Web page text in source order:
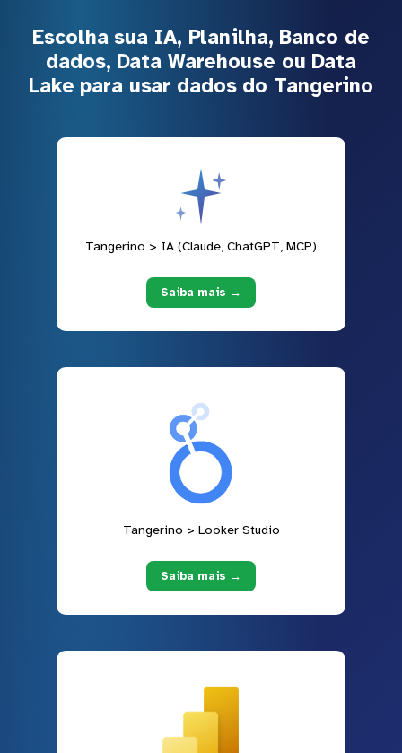
Escolha sua IA, Planilha, Banco de
dados, Data Warehouse ou Data
Lake para usar dados do Tangerino
Tangerino > IA (Claude, ChatGPT, MCP)
Saiba mais →
Tangerino > Looker Studio
Saiba mais →